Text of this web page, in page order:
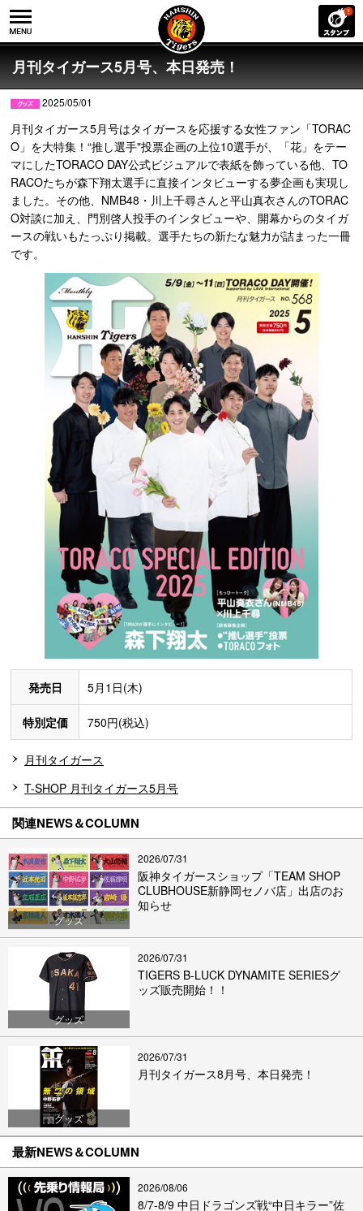
月刊タイガース5月号、本日発売！
2025/05/01
月刊タイガース5月号はタイガースを応援する女性ファン「TORAC
O」を大特集！“推し選手"投票企画の上位10選手が、「花」をテー
マにしたTORACO DAY公式ビジュアルで表紙を飾っている他、TO
RACOたちが森下翔太選手に直接インタビューする夢企画も実現し
ました。その他、NMB48・川上千尋さんと平山真衣さんのTORAC
O対談に加え、門別啓人投手のインタビューや、開幕からのタイガ
ースの戦いもたっぷり掲載。選手たちの新たな魅力が詰まった一冊
です。
発売日 5月1日(木)
特別定価 750円(税込)
月刊タイガース
T-SHOP 月刊タイガース5月号
関連NEWS＆COLUMN
グッズ
2026/07/31
阪神タイガースショップ「TEAM SHOP
CLUBHOUSE新静岡セノバ店」出店のお
知らせ
グッズ
2026/07/31
TIGERS B-LUCK DYNAMITE SERIESグ
ッズ販売開始！！
グッズ
2026/07/31
月刊タイガース8月号、本日発売！
最新NEWS＆COLUMN
2026/08/06
8/7-8/9 中日ドラゴンズ戦“中日キラー”佐